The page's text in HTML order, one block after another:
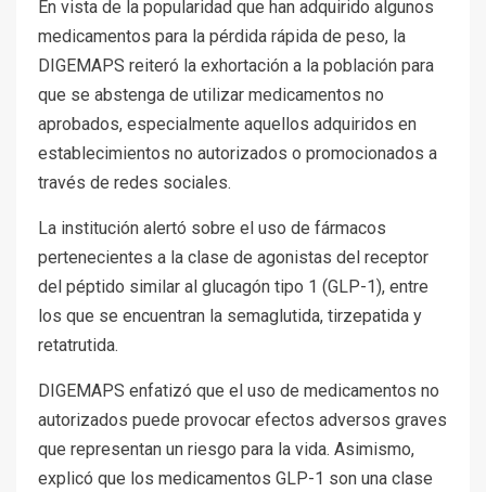
En vista de la popularidad que han adquirido algunos
medicamentos para la pérdida rápida de peso, la
DIGEMAPS reiteró la exhortación a la población para
que se abstenga de utilizar medicamentos no
aprobados, especialmente aquellos adquiridos en
establecimientos no autorizados o promocionados a
través de redes sociales.
La institución alertó sobre el uso de fármacos
pertenecientes a la clase de agonistas del receptor
del péptido similar al glucagón tipo 1 (GLP-1), entre
los que se encuentran la semaglutida, tirzepatida y
retatrutida.
DIGEMAPS enfatizó que el uso de medicamentos no
autorizados puede provocar efectos adversos graves
que representan un riesgo para la vida. Asimismo,
explicó que los medicamentos GLP-1 son una clase